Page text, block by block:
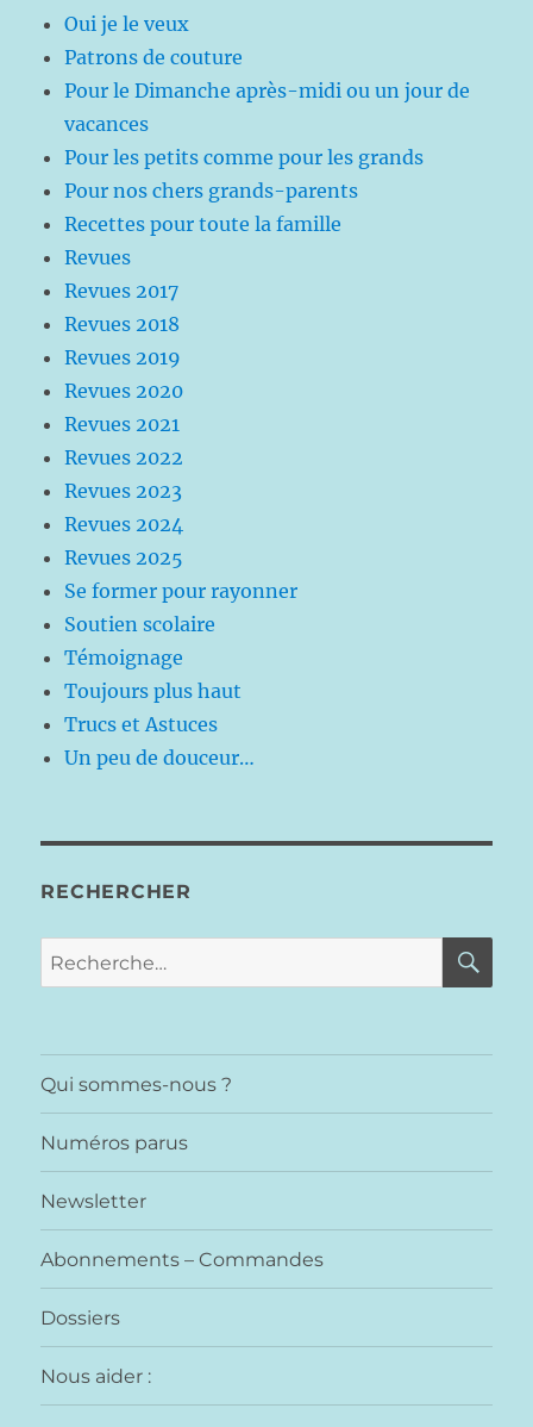
Oui je le veux
Patrons de couture
Pour le Dimanche après-midi ou un jour de
vacances
Pour les petits comme pour les grands
Pour nos chers grands-parents
Recettes pour toute la famille
Revues
Revues 2017
Revues 2018
Revues 2019
Revues 2020
Revues 2021
Revues 2022
Revues 2023
Revues 2024
Revues 2025
Se former pour rayonner
Soutien scolaire
Témoignage
Toujours plus haut
Trucs et Astuces
Un peu de douceur…
RECHERCHER
Recherche
pour :
Qui sommes-nous ?
Numéros parus
Newsletter
Abonnements – Commandes
Dossiers
Nous aider :